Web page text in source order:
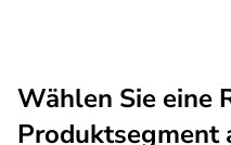
Wählen Sie eine
Produktsegment